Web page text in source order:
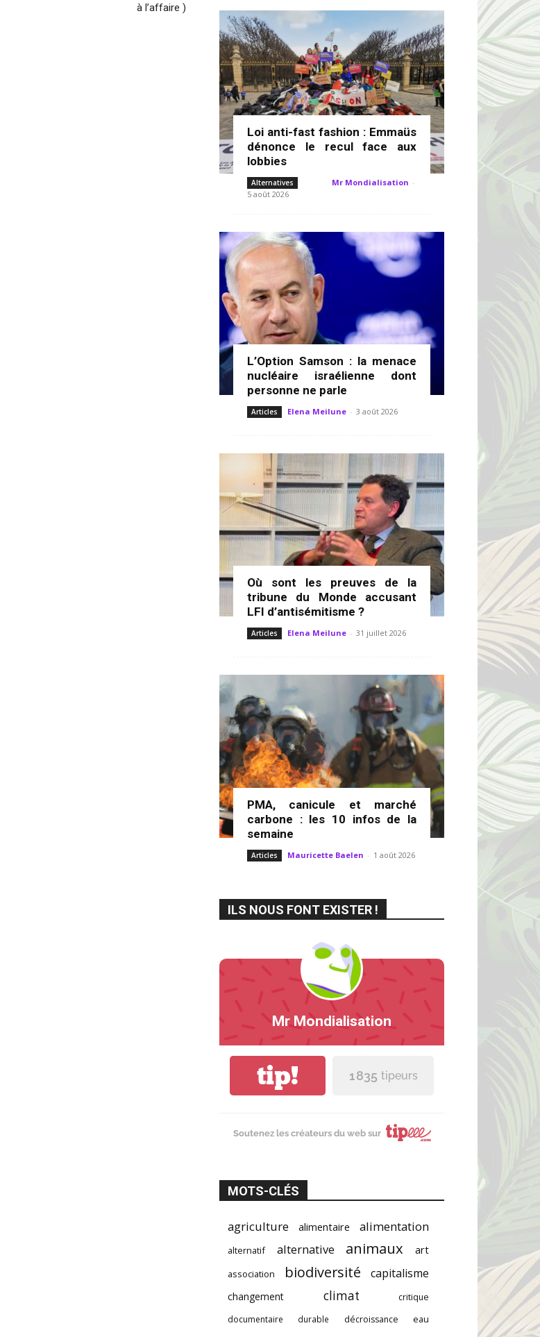
à l’affaire )
Loi anti-fast fashion : Emmaüs
dénonce le recul face aux
lobbies
Alternatives Mr Mondialisation -
5 août 2026
L’Option Samson : la menace
nucléaire israélienne dont
personne ne parle
Articles Elena Meilune - 3 août 2026
Où sont les preuves de la
tribune du Monde accusant
LFI d’antisémitisme ?
Articles Elena Meilune - 31 juillet 2026
PMA, canicule et marché
carbone : les 10 infos de la
semaine
Articles Mauricette Baelen - 1 août 2026
ILS NOUS FONT EXISTER !
Mr Mondialisation
tip! 1 835 tipeurs
Soutenez les créateurs du web sur
MOTS-CLÉS
agriculture alimentaire alimentation
alternatif alternative animaux art
association biodiversité capitalisme
changement climat
critique
documentaire
durable décroissance eau